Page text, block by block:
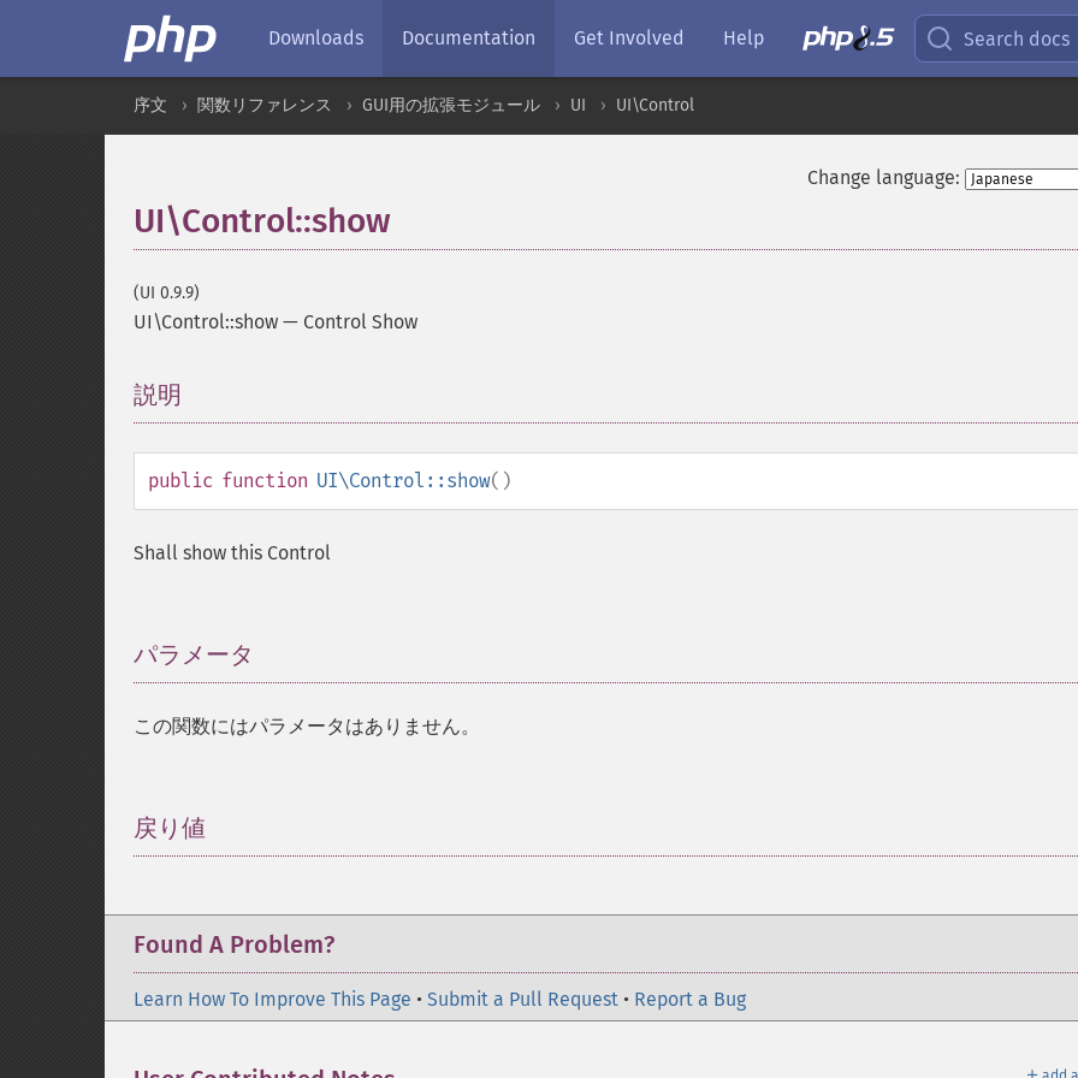
Downloads Documentation Get Involved Help Search docs
序文 関数リファレンス GUI用の拡張モジュール UI UI\Control
Change language:
UI\Control::show
(UI 0.9.9)
UI\Control::show — Control Show
説明
public function UI\Control::show()
Shall show this Control
パラメータ
この関数にはパラメータはありません。
戻り値
Found A Problem?
Learn How To Improve This Page • Submit a Pull Request • Report a Bug